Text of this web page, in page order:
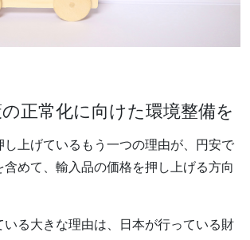
正常化に向けた環境整備を
し上げているもう一つの理由が、円安で
めて、輸入品の価格を押し上げる方向
いる大きな理由は、日本が行っている財